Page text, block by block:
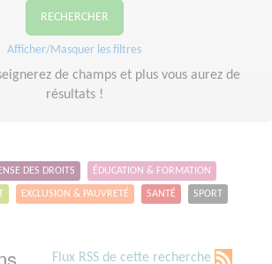
RECHERCHER
Afficher/Masquer les filtres
de champs et plus vous aurez de
résultats !
DES DROITS ÉDUCATION & FORMATION
EXCLUSION & PAUVRETÉ SANTÉ SPORT
Flux RSS de cette recherche